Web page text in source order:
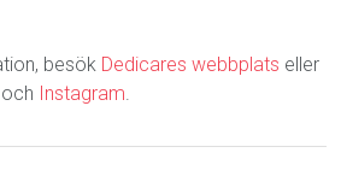
besök Dedicares webbplats eller
och Instagram.